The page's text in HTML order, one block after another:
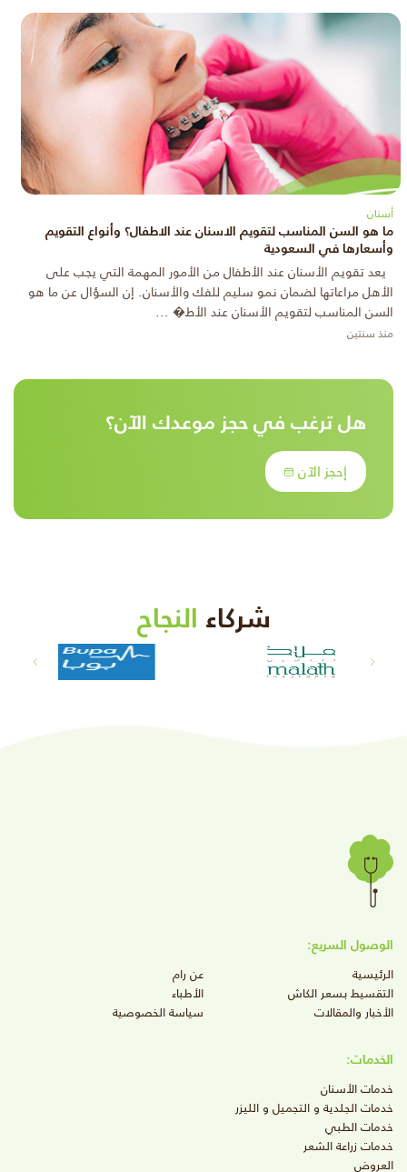
أسنان
ما هو السن المناسب لتقويم الاسنان عند الاطفال؟ وأنواع التقويم
وأسعارها في السعودية
يعد تقويم الأسنان عند الأطفال من الأمور المهمة التي يجب على
الأهل مراعاتها لضمان نمو سليم للفك والأسنان. إن السؤال عن ما هو
السن المناسب لتقويم الأسنان عند الأط� ...
منذ سنتين
هل ترغب في حجز موعدك الآن؟
إحجز الآن
شركاء النجاح
الوصول السريع:
الرئيسية
عن رام
التقسيط بسعر الكاش
الأطباء
الأخبار والمقالات
سياسة الخصوصية
الخدمات:
خدمات الأسنان
خدمات الجلدية و التجميل و الليزر
خدمات الطبي
خدمات زراعة الشعر
العروض